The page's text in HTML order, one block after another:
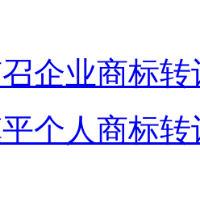
企业商标
个人商标